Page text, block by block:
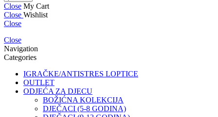
Close My Cart
Close Wishlist
Close
Close
Navigation
Categories
IGRAČKE/ANTISTRES LOPTICE
OUTLET
ODJEĆA ZA DJECU
BOŽIĆNA KOLEKCIJA
DJEČACI (5-8 GODINA)